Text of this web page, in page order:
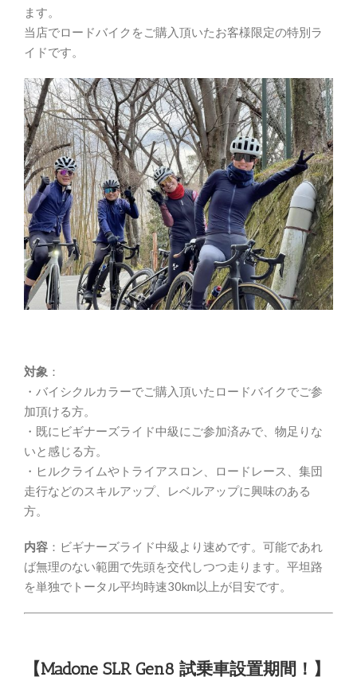
ます。
当店でロードバイクをご購入頂いたお客様限定の特別ラ
イドです。
対象 ：
・バイシクルカラーでご購入頂いたロードバイクでご参
加頂ける方。
・既にビギナーズライド中級にご参加済みで、物足りな
いと感じる方。
・ヒルクライムやトライアスロン、ロードレース、集団
走行などのスキルアップ、レベルアップに興味のある
方。
内容 ：ビギナーズライド中級より速めです。可能であれ
ば無理のない範囲で先頭を交代しつつ走ります。平坦路
を単独でトータル平均時速30km以上が目安です。
【Madone SLR Gen8 試乗車設置期間！】